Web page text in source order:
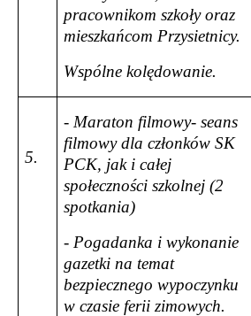
pracownikom szkoły oraz
mieszkańcom Przysietnicy.
Wspólne kolędowanie.
5.
- Maraton filmowy- seans
filmowy dla członków SK
PCK, jak i całej
społeczności szkolnej (2
spotkania)
- Pogadanka i wykonanie
gazetki na temat
bezpiecznego wypoczynku
w czasie ferii zimowych.